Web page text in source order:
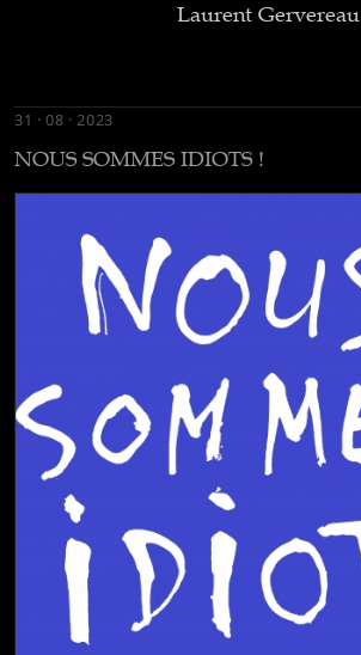
Laurent Gervereau
31 · 08 · 2023
NOUS SOMMES IDIOTS !